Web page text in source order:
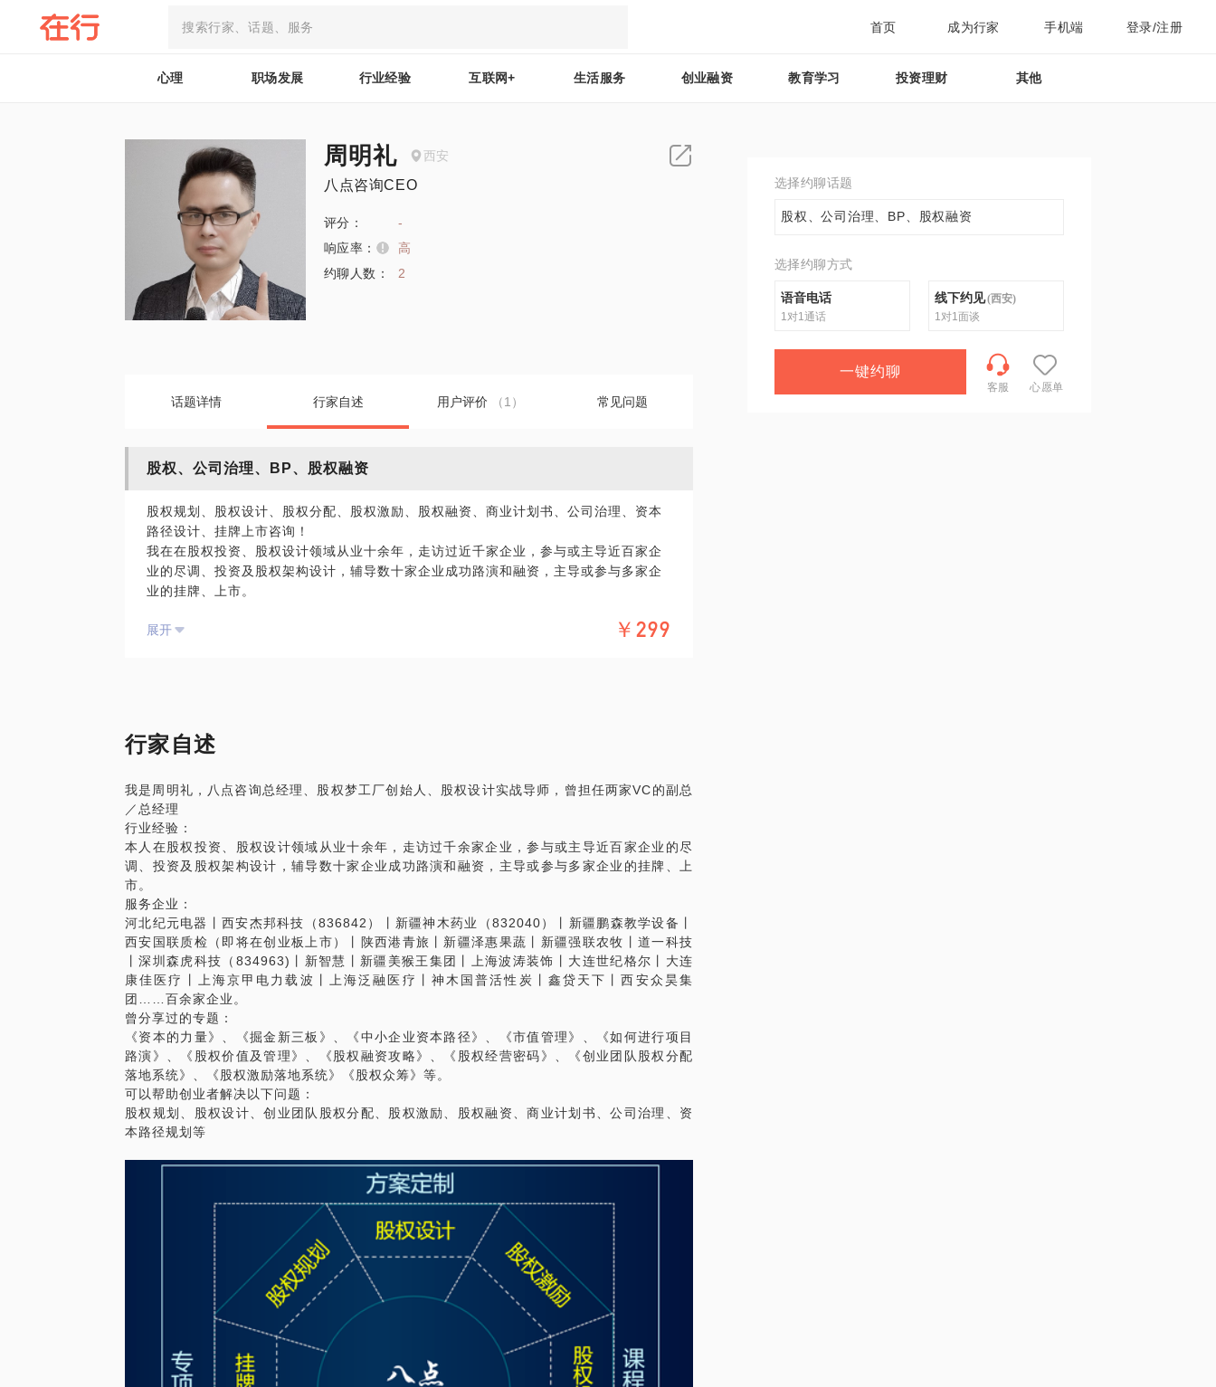
首页 成为行家 手机端 登录/注册
心理 职场发展 行业经验 互联网+ 生活服务 创业融资 教育学习 投资理财 其他
周明礼 西安
八点咨询CEO
评分：
-
响应率：
高
约聊人数：
2
话题详情 行家自述 用户评价 （1） 常见问题
股权、公司治理、BP、股权融资
股权规划、股权设计、股权分配、股权激励、股权融资、商业计划书、公司治理、资本
路径设计、挂牌上市咨询！
我在在股权投资、股权设计领域从业十余年，走访过近千家企业，参与或主导近百家企
业的尽调、投资及股权架构设计，辅导数十家企业成功路演和融资，主导或参与多家企
业的挂牌、上市。
教学设备丨西安国联质检（即将在创业板上市）丨陕西港青旅丨新疆泽惠果蔬丨新疆强
我可以帮您解决以下方面的问题：
股权规划
股权分配
股权激励
股权融资
商业计划
公司治理
在选择与我见面之前，请把您的问题更具体化。毕竟一小时的沟通只能解决两三个问
题。请把您的问题提前发给我，方便我做更精确的准备，提升见面效率。期待与您的见
面。
展开 ￥299
行家自述
我是周明礼，八点咨询总经理、股权梦工厂创始人、股权设计实战导师，曾担任两家VC的副总
／总经理
行业经验：
本人在股权投资、股权设计领域从业十余年，走访过千余家企业，参与或主导近百家企业的尽
调、投资及股权架构设计，辅导数十家企业成功路演和融资，主导或参与多家企业的挂牌、上
市。
服务企业：
河北纪元电器丨西安杰邦科技（836842）丨新疆神木药业（832040）丨新疆鹏森教学设备丨
西安国联质检（即将在创业板上市）丨陕西港青旅丨新疆泽惠果蔬丨新疆强联农牧丨道一科技
丨深圳森虎科技（834963)丨新智慧丨新疆美猴王集团丨上海波涛装饰丨大连世纪格尔丨大连
康佳医疗丨上海京甲电力载波丨上海泛融医疗丨神木国普活性炭丨鑫贷天下丨西安众昊集
团……百余家企业。
曾分享过的专题：
《资本的力量》、《掘金新三板》、《中小企业资本路径》、《市值管理》、《如何进行项目
路演》、《股权价值及管理》、《股权融资攻略》、《股权经营密码》、《创业团队股权分配
落地系统》、《股权激励落地系统》《股权众筹》等。
可以帮助创业者解决以下问题：
股权规划、股权设计、创业团队股权分配、股权激励、股权融资、商业计划书、公司治理、资
本路径规划等
选择约聊话题
股权、公司治理、BP、股权融资
选择约聊方式
语音电话
1对1通话
线下约见(西安)
1对1面谈
一键约聊
客服 心愿单